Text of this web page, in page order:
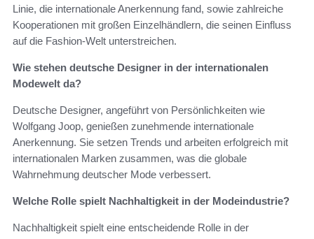
Linie, die internationale Anerkennung fand, sowie zahlreiche
Kooperationen mit großen Einzelhändlern, die seinen Einfluss
auf die Fashion-Welt unterstreichen.
Wie stehen deutsche Designer in der internationalen
Modewelt da?
Deutsche Designer, angeführt von Persönlichkeiten wie
Wolfgang Joop, genießen zunehmende internationale
Anerkennung. Sie setzen Trends und arbeiten erfolgreich mit
internationalen Marken zusammen, was die globale
Wahrnehmung deutscher Mode verbessert.
Welche Rolle spielt Nachhaltigkeit in der Modeindustrie?
Nachhaltigkeit spielt eine entscheidende Rolle in der